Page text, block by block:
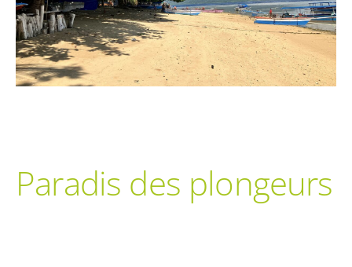
Paradis des plongeurs